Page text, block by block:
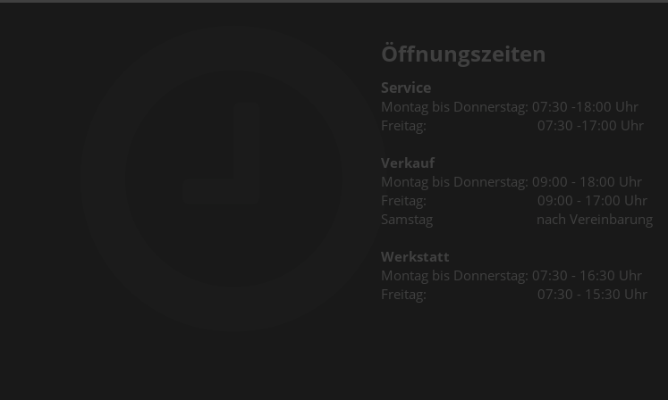
Öffnungszeiten
Service
Montag bis Donnerstag: 07:30 -18:00 Uhr
Freitag: 07:30 -17:00 Uhr
Verkauf
Montag bis Donnerstag: 09:00 - 18:00 Uhr
Freitag: 09:00 - 17:00 Uhr
Samstag nach Vereinbarung
Werkstatt
Montag bis Donnerstag: 07:30 - 16:30 Uhr
Freitag: 07:30 - 15:30 Uhr